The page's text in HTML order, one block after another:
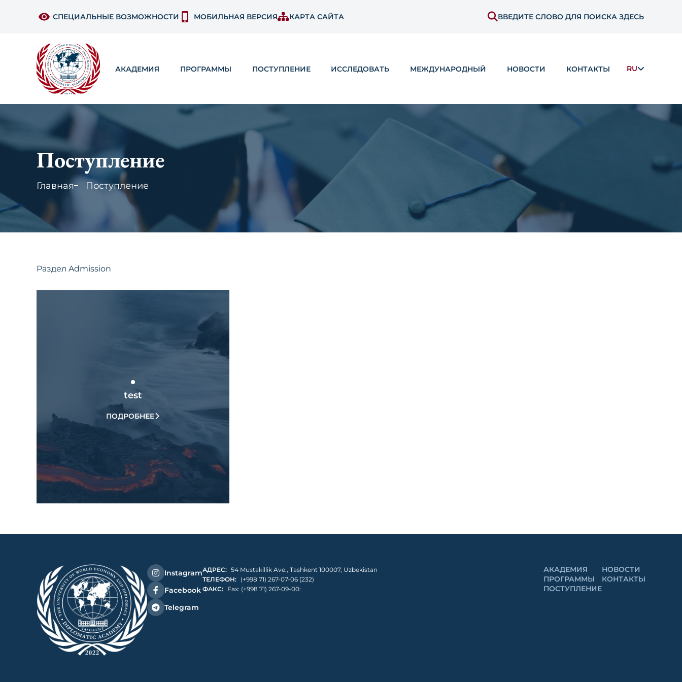
СПЕЦИАЛЬНЫЕ ВОЗМОЖНОСТИ МОБИЛЬНАЯ ВЕРСИЯ КАРТА САЙТА ВВЕДИТЕ СЛОВО ДЛЯ ПОИСКА ЗДЕСЬ
АКАДЕМИЯ ПРОГРАММЫ ПОСТУПЛЕНИЕ ИССЛЕДОВАТЬ МЕЖДУНАРОДНЫЙ НОВОСТИ КОНТАКТЫ RU
Поступление
Главная Поступление
Раздел Admission
test
ПОДРОБНЕЕ
Instagram
Facebook
Telegram
АДРЕС: 54 Mustakillik Ave., Tashkent 100007, Uzbekistan
ТЕЛЕФОН: (+998 71) 267-07-06 (232)
ФАКС: Fax: (+998 71) 267-09-00:
АКАДЕМИЯ
ПРОГРАММЫ
ПОСТУПЛЕНИЕ
НОВОСТИ
КОНТАКТЫ